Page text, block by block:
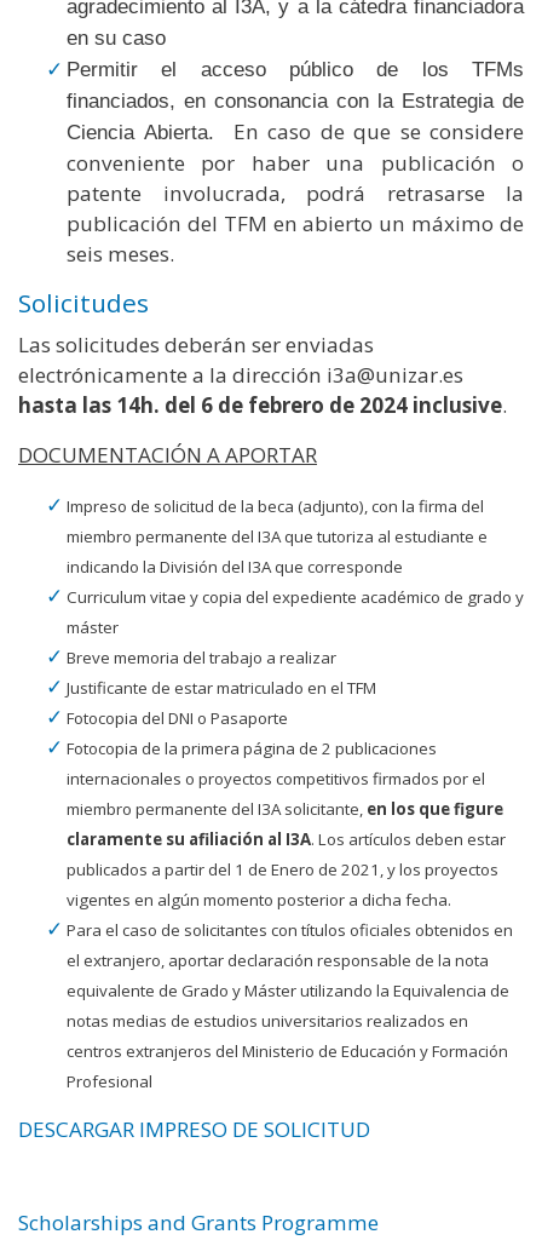
agradecimiento al I3A, y a la cátedra financiadora
en su caso
Permitir el acceso público de los TFMs
financiados, en consonancia con la Estrategia de
Ciencia Abierta.
En caso de que se considere
conveniente por haber una publicación o
patente involucrada, podrá retrasarse la
publicación del TFM en abierto un máximo de
seis meses.
Solicitudes
Las solicitudes deberán ser enviadas
electrónicamente a la dirección i3a@unizar.es
hasta las 14h. del 6 de febrero de 2024 inclusive.
DOCUMENTACIÓN A APORTAR
Impreso de solicitud de la beca (adjunto), con la firma del
miembro permanente del I3A que tutoriza al estudiante e
indicando la División del I3A que corresponde
Curriculum vitae y copia del expediente académico de grado y
máster
Breve memoria del trabajo a realizar
Justificante de estar matriculado en el TFM
Fotocopia del DNI o Pasaporte
Fotocopia de la primera página de 2 publicaciones
internacionales o proyectos competitivos firmados por el
miembro permanente del I3A solicitante, en los que figure
claramente su afiliación al I3A. Los artículos deben estar
publicados a partir del 1 de Enero de 2021, y los proyectos
vigentes en algún momento posterior a dicha fecha.
Para el caso de solicitantes con títulos oficiales obtenidos en
el extranjero, aportar declaración responsable de la nota
equivalente de Grado y Máster utilizando la Equivalencia de
notas medias de estudios universitarios realizados en
centros extranjeros del Ministerio de Educación y Formación
Profesional
DESCARGAR IMPRESO DE SOLICITUD
Scholarships and Grants Programme